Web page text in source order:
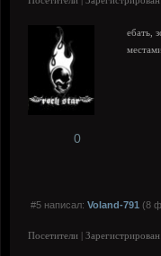
ебать,
0
#5 написал: Voland-791 (8
Посетители |